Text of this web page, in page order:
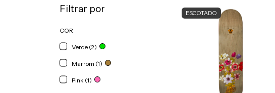
Filtrar por
COR
Verde (2)
Marrom (1)
Pink (1)
ESGOTADO